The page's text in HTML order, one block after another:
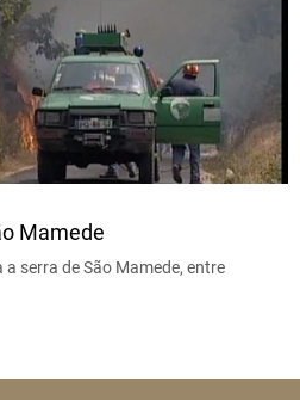
Mamede
serra de São Mamede, entre